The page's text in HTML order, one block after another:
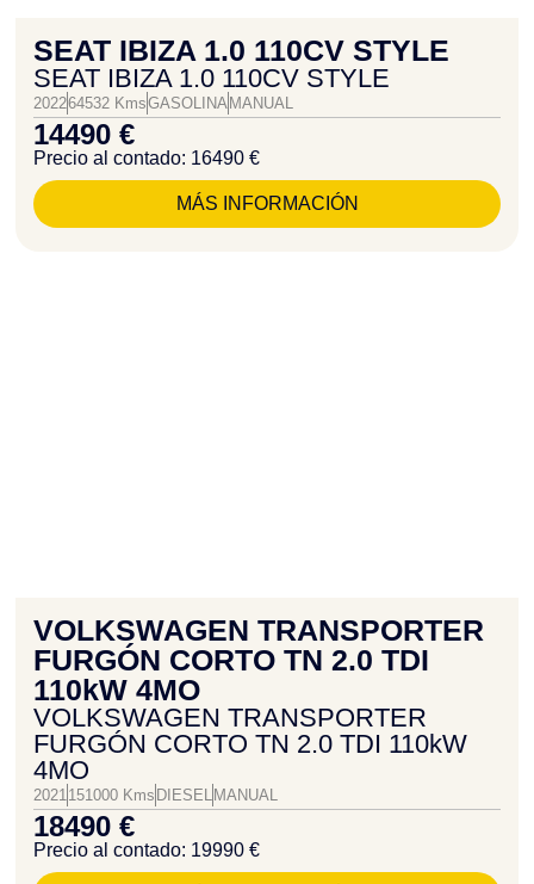
SEAT IBIZA 1.0 110CV STYLE
SEAT IBIZA 1.0 110CV STYLE
202264532 KmsGASOLINA MANUAL
14490 €
Precio al contado: 16490 €
MÁS INFORMACIÓN
VOLKSWAGEN TRANSPORTER
FURGÓN CORTO TN 2.0 TDI
110kW 4MO
VOLKSWAGEN TRANSPORTER
FURGÓN CORTO TN 2.0 TDI 110kW
4MO
2021151000 Kms DIESEL MANUAL
18490 €
Precio al contado: 19990 €